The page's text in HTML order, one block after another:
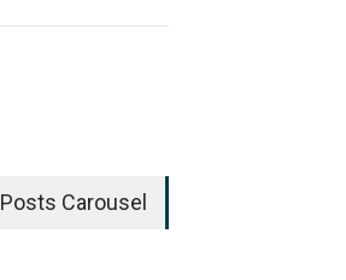
Posts Carousel